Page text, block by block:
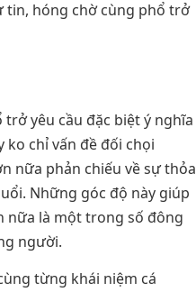
tin, hóng chờ cùng phổ trở
yêu cầu đặc biệt ý nghĩa
chỉ vấn đề đối chọi
nữa phản chiếu về sự thỏa
Những góc độ này giúp
nữa là một trong số đông
người.
từng khái niệm cá